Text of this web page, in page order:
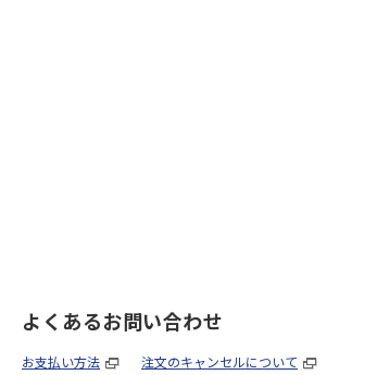
よくあるお問い合わせ
お支払い方法 注文のキャンセルについて